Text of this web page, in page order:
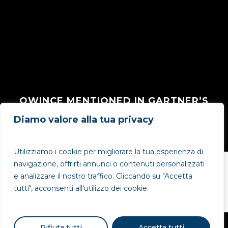
Diamo valore alla tua privacy
Utilizziamo i cookie per migliorare la tua esperienza di
navigazione, offrirti annunci o contenuti personalizzati
e analizzare il nostro traffico. Cliccando su "Accetta
tutti", acconsenti all'utilizzo dei cookie.
QWINCE MENTIONED IN GARTNER’S
HYPE CYCLE 2016